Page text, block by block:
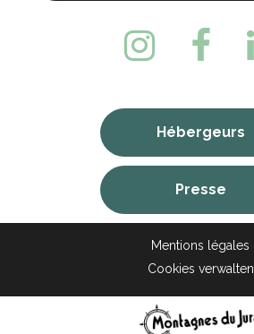
Hébergeurs
Presse
Mentions légales
Cookies verwalten